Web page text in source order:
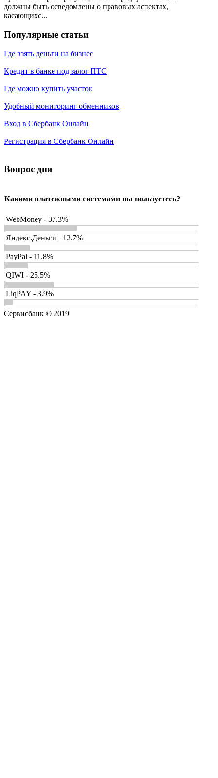
должны быть осведомлены о правовых аспектах,
касающихс...
Популярные статьи
Где взять деньги на бизнес
Кредит в банке под залог ПТС
Где можно купить участок
Удобный мониторинг обменников
Вход в Сбербанк Онлайн
Регистрация в Сбербанк Онлайн
Вопрос дня
Какими платежными системами вы пользуетесь?
WebMoney - 37.3%
Яндекс.Деньги - 12.7%
PayPal - 11.8%
QIWI - 25.5%
LiqPAY - 3.9%
Сервисбанк © 2019